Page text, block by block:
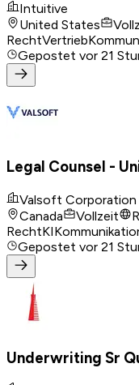
Intuitive
United States
RechtVertrieb
Gepostet vor 21
Legal Counsel -
Valsoft Corporation
Canada
Vollzeit
RechtKI
Gepostet vor 21
Underwriting Sr